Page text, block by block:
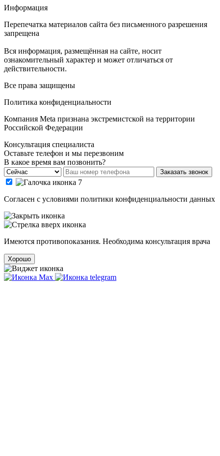
Информация
Перепечатка материалов сайта без письменного разрешения
запрещена
Вся информация, размещённая на сайте, носит
ознакомительный характер и может отличаться от
действительности.
Все права защищены
Политика конфиденциальности
Компания Meta признана экстремистской на территории
Российской Федерации
Консультация специалиста
Оставьте телефон и мы перезвоним
В какое время вам позвонить?
Заказать звонок
Cогласен с условиями политики конфиденциальности данных
Имеются противопоказания. Необходима консультация врача
Хорошо